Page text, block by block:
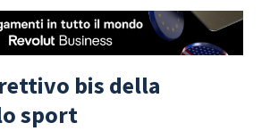
bis della
sport